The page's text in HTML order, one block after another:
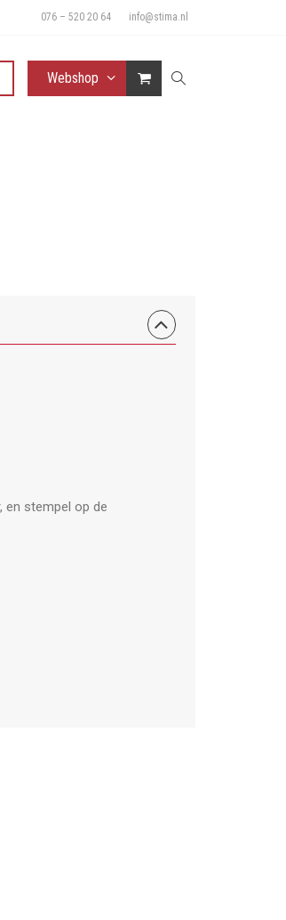
076 – 520 20 64 info@stima.nl
Webshop
en stempel op de